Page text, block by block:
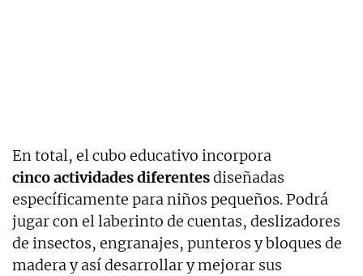
En total, el cubo educativo incorpora
cinco actividades diferentesdiseñadas
específicamente para niños pequeños. Podrá
jugar con el laberinto de cuentas, deslizadores
de insectos, engranajes, punteros y bloques de
madera y así desarrollar y mejorar sus